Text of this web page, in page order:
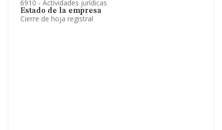
6910 - Actividades jurídicas
Estado de la empresa
Cierre de hoja registral